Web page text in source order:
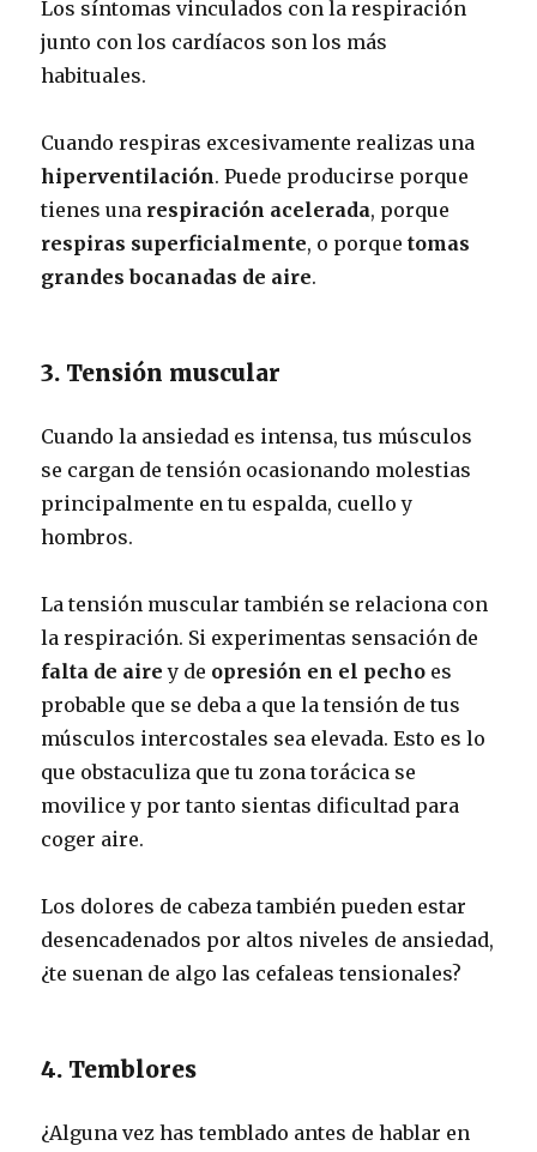
Los síntomas vinculados con la respiración
junto con los cardíacos son los más
habituales.
Cuando respiras excesivamente realizas una
hiperventilación. Puede producirse porque
tienes una respiración acelerada, porque
respiras superficialmente, o porque tomas
grandes bocanadas de aire.
3. Tensión muscular
Cuando la ansiedad es intensa, tus músculos
se cargan de tensión ocasionando molestias
principalmente en tu espalda, cuello y
hombros.
La tensión muscular también se relaciona con
la respiración. Si experimentas sensación de
falta de aire y de opresión en el pecho es
probable que se deba a que la tensión de tus
músculos intercostales sea elevada. Esto es lo
que obstaculiza que tu zona torácica se
movilice y por tanto sientas dificultad para
coger aire.
Los dolores de cabeza también pueden estar
desencadenados por altos niveles de ansiedad,
¿te suenan de algo las cefaleas tensionales?
4. Temblores
¿Alguna vez has temblado antes de hablar en